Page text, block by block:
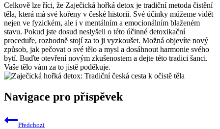
Celkově lze říci, že ‌Zaječická hořká detox je tradiční⁢ metoda čistění
těla, která má své ‌kořeny v české historii. Své účinky můžeme vidět
nejen ve fyzickém, ale i v mentálním a ​emocionálním⁢ blaženém
⁢stavu.⁣ Pokud ​jste dosud neslyšeli o této účinné​ detoxikační
proceduře, rozhodně stojí za ​to ji vyzkoušet.⁢ Možná objevíte nový
způsob, jak pečovat⁤ o své tělo ‍a mysl a dosáhnout harmonie ⁢svého
bytí. ⁢Buďte otevření novým zkušenostem a dejte této tradici šanci.
Vaše tělo⁢ vám‍ za to jistě ‌poděkuje.
Navigace pro příspěvek
Předchozí